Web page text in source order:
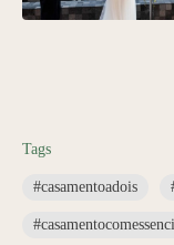
Tags
#casamentoadois